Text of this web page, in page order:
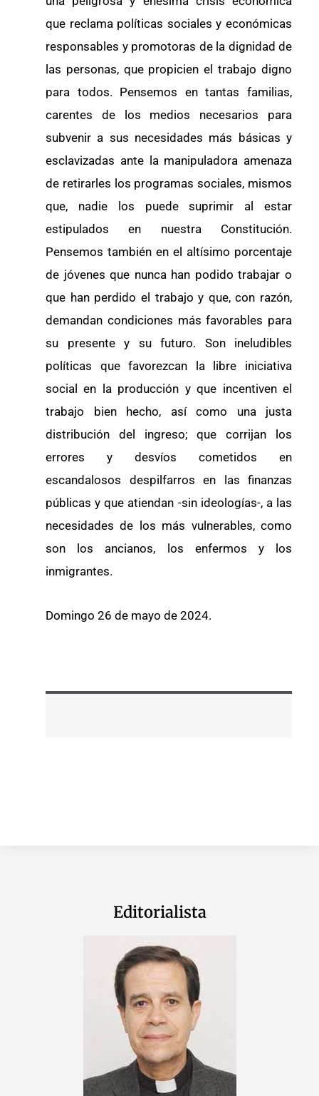
que reclama políticas sociales y económicas
responsables y promotoras de la dignidad de
las personas, que propicien el trabajo digno
para todos. Pensemos en tantas familias,
carentes de los medios necesarios para
subvenir a sus necesidades más básicas y
esclavizadas ante la manipuladora amenaza
de retirarles los programas sociales, mismos
que, nadie los puede suprimir al estar
estipulados en nuestra Constitución.
Pensemos también en el altísimo porcentaje
de jóvenes que nunca han podido trabajar o
que han perdido el trabajo y que, con razón,
demandan condiciones más favorables para
su presente y su futuro. Son ineludibles
políticas que favorezcan la libre iniciativa
social en la producción y que incentiven el
trabajo bien hecho, así como una justa
distribución del ingreso; que corrijan los
errores y desvíos cometidos en
escandalosos despilfarros en las finanzas
públicas y que atiendan -sin ideologías-, a las
necesidades de los más vulnerables, como
son los ancianos, los enfermos y los
inmigrantes.
Domingo 26 de mayo de 2024.
Editorialista